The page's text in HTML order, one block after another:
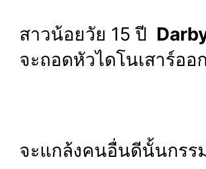
สาวน้อยวัย 15 ปี
จะถอดหัวไดโนเสาร์ออ
จะแกล้งคนอื่นดีนั้นกรร